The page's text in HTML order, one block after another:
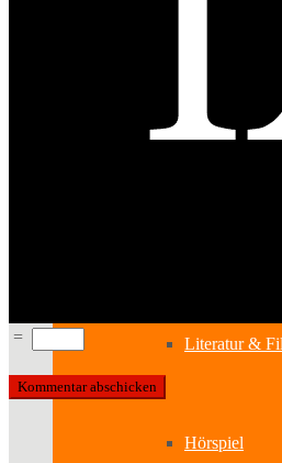
Darstellende Kunst
Literatur &
Hörspiel
=